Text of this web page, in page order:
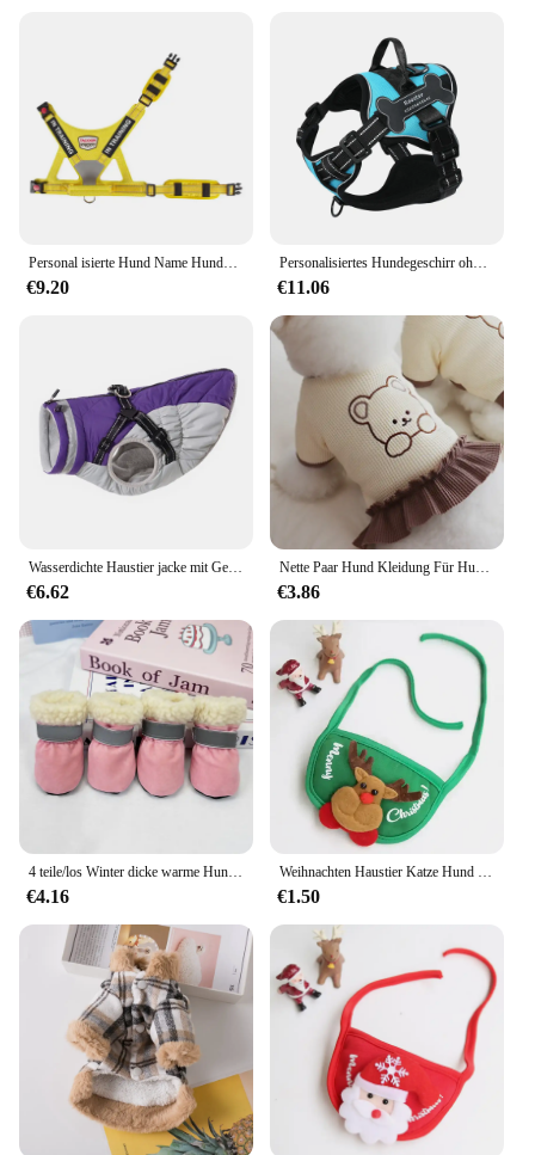
Personal isierte Hund Name Hunde geschirr keine Spannung reflektierende atmungsaktive Labrador Hunde geschirr großen Hund Outdoor Walking Training
€9.20
Personalisiertes Hundegeschirr ohne Ziehen, atmungsaktive Haustiergeschirrweste mit schönem, individuellem Aufnähergeschirr für kleine, mittelgroße und große Hunde
€11.06
Wasserdichte Haustier jacke mit Geschirr Winter warme Hunde kleidung für kleine große Hunde Labrador Mantel Chihuahua Französisch Bulldogge Outfits
€6.62
Nette Paar Hund Kleidung Für Hund Kleider Pet Hemd Waffel Katze Hund Hemd Welpen Haustier Rock Kleidung Für Hunde Katzen chihuahua Yorkie
€3.86
4 teile/los Winter dicke warme Hundes chuhe weiche Plüsch rutsch feste wasserdichte Schnees chuh Welpe Outdoor-Wanderschuhe Haustier Zubehör
€4.16
Weihnachten Haustier Katze Hund Hut Santa Kleiner Welpe Weihnachten Urlaub Kostüm Ornamente Cosplay Requisiten Kappen 2024 Weihnachten Party Haustier Liefert
€1.50